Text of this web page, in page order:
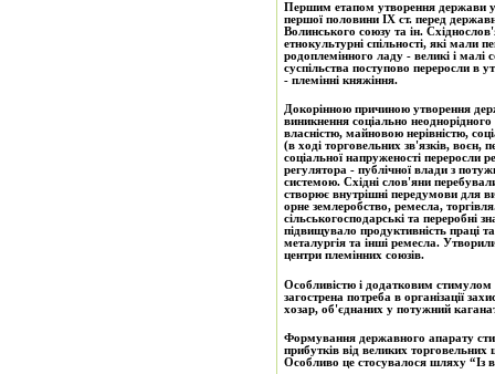
Першим етапом утворення держави
першої половини ІХ ст. перед
Волинського союзу та ін.
етнокультурні спільності, які мали
родоплемінного ладу - великі і малі
суспільства поступово переросли в
- племінні княжіння.
Докорінною причиною утворення
виникнення соціально
власністю, майновою нерівністю,
(в ході торговельних зв'язків, воєн,
соціальної напруженості переросли регулюючі функції роду
регулятора - публічної влади з
системою. Східні слов'яни
створює внутрішні передумови для
орне землеробство, ремесла,
сільськогосподарські та переробні
підвищувало продуктивність праці
металургія та інші ремесла.
центри племінних союзів.
Особливістю і додатковим стимулом
загострена потреба в організації
хозар, об'єднаних у потужний
Формування державного апарату
прибутків від великих
Особливо це стосувалося шляху “Із